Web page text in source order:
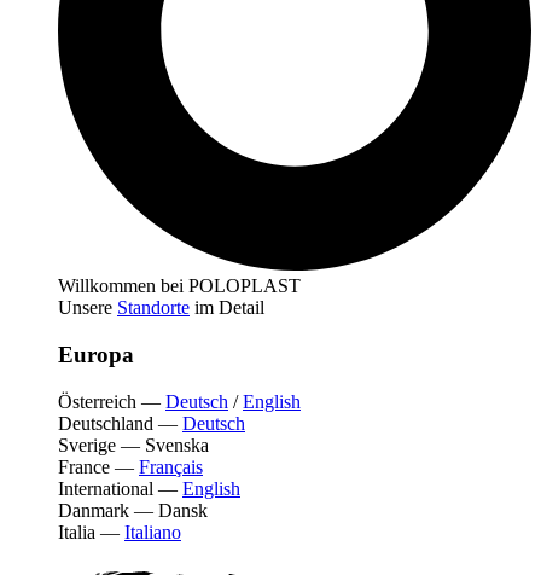
Willkommen bei POLOPLAST
Unsere Standorte im Detail
Europa
Österreich — Deutsch /English
Deutschland — Deutsch
Sverige — Svenska
France — Français
International — English
Danmark — Dansk
Italia — Italiano